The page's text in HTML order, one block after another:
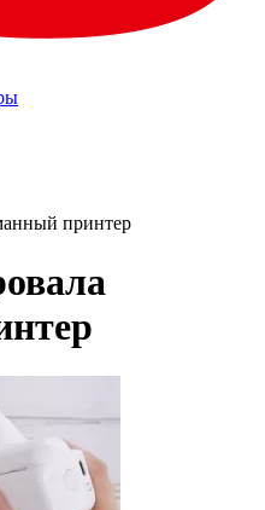
принтер